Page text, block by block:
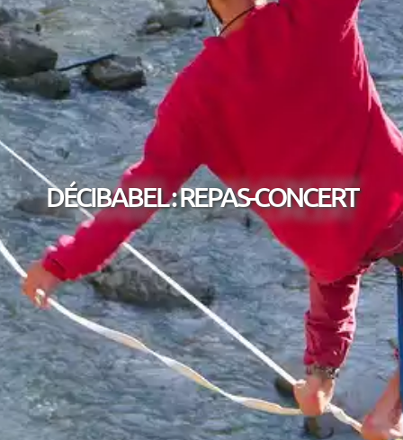
DÉCIBABEL : REPAS-CONCERT